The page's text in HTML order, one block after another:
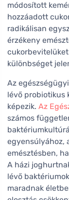
módosított
hozzáadott
radikálisan
érzékeny
különbséget
Az
lévő probiotikus
képezik. Az
számos
egyensúlyához,
emésztésben,
A házi
lévő
maradnak